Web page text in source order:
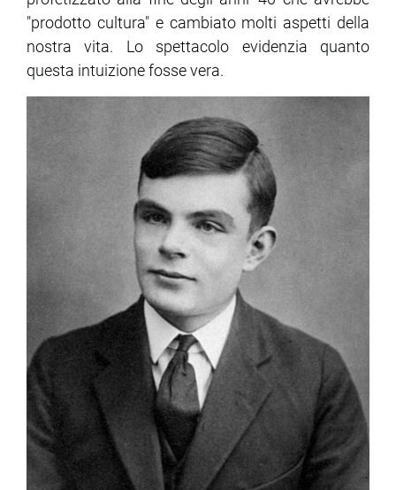
"prodotto cultura" e cambiato molti aspetti della
nostra vita. Lo spettacolo evidenzia quanto
questa intuizione fosse vera.